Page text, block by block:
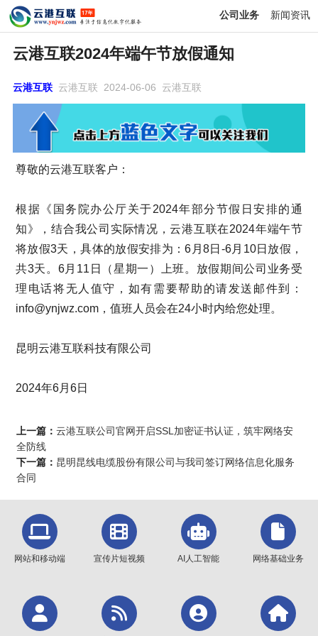
公司业务 新闻资讯
云港互联2024年端午节放假通知
云港互联云港互联 2024-06-06 云港互联
尊敬的云港互联客户：
根据《国务院办公厅关于2024年部分节假日安排的通
知》，结合我公司实际情况，云港互联在2024年端午节
将放假3天，具体的放假安排为：6月8日-6月10日放假，
共3天。6月11日（星期一）上班。放假期间公司业务受
理电话将无人值守，如有需要帮助的请发送邮件到：
info@ynjwz.com，值班人员会在24小时内给您处理。
昆明云港互联科技有限公司
2024年6月6日
上一篇： 云港互联公司官网开启SSL加密证书认证，筑牢网络安
全防线
下一篇： 昆明昆线电缆股份有限公司与我司签订网络信息化服务
合同
网站和移动端 宣传片短视频 AI人工智能 网络基础业务